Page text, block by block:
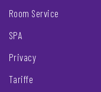
Room Service
SPA
Privacy
Tariffe